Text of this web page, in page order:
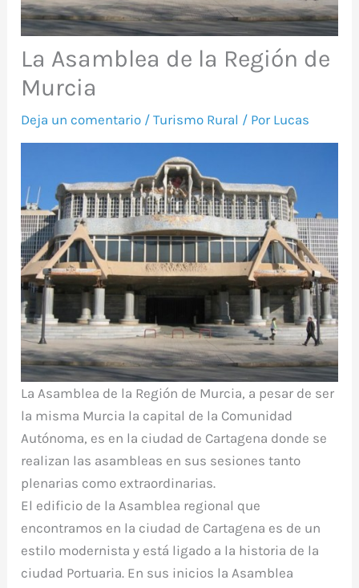
La Asamblea de la Región de
Murcia
Deja un comentario /Turismo Rural / Por Lucas
La Asamblea de la Región de Murcia, a pesar de ser
la misma Murcia la capital de la Comunidad
Autónoma, es en la ciudad de Cartagena donde se
realizan las asambleas en sus sesiones tanto
plenarias como extraordinarias.
El edificio de la Asamblea regional que
encontramos en la ciudad de Cartagena es de un
estilo modernista y está ligado a la historia de la
ciudad Portuaria. En sus inicios la Asamblea